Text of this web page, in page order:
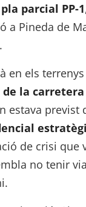
pla parcial PP-1
a Pineda de
en els
la carretera
estava previst
de crisi que
no tenir